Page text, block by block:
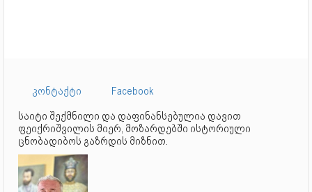
კონტაქტი
Facebook
საიტი შექმნილი და დაფინანსებულია დავით
ფეიქრიშვილის მიერ, მოზარდებში ისტორიული
ცნობადიბოს გაზრდის მიზნით.